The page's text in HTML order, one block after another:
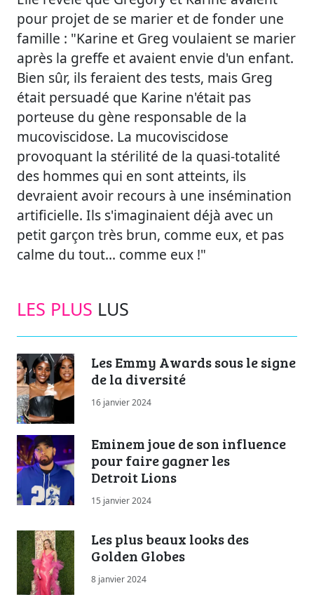
pour projet de se marier et de fonder une
famille : "Karine et Greg voulaient se marier
après la greffe et avaient envie d'un enfant.
Bien sûr, ils feraient des tests, mais Greg
était persuadé que Karine n'était pas
porteuse du gène responsable de la
mucoviscidose. La mucoviscidose
provoquant la stérilité de la quasi-totalité
des hommes qui en sont atteints, ils
devraient avoir recours à une insémination
artificielle. Ils s'imaginaient déjà avec un
petit garçon très brun, comme eux, et pas
calme du tout... comme eux !"
LES PLUS LUS
Les Emmy Awards sous le signe
de la diversité
16 janvier 2024
Eminem joue de son influence
pour faire gagner les
Detroit Lions
15 janvier 2024
Les plus beaux looks des
Golden Globes
8 janvier 2024